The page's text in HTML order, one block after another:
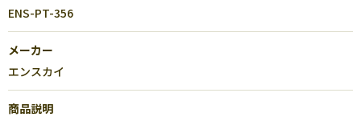
ENS-PT-356
メーカー
エンスカイ
商品説明